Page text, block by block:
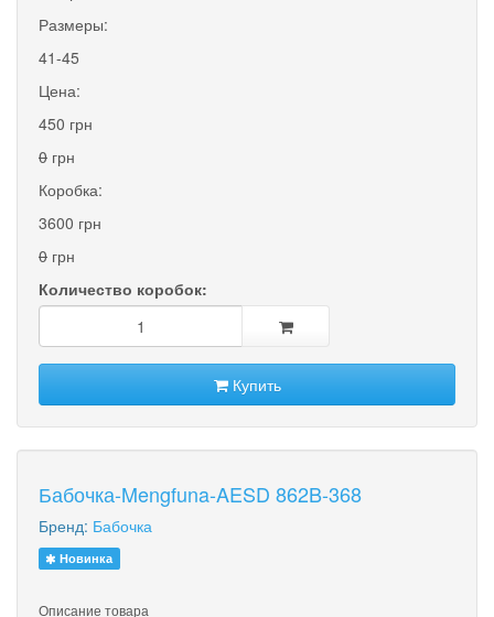
Размеры:
41-45
Цена:
450 грн
0 грн
Коробка:
3600 грн
0 грн
Количество коробок:
Купить
Бабочка-Mengfuna-AESD 862B-368
Бренд: Бабочка
Новинка
Описание товара